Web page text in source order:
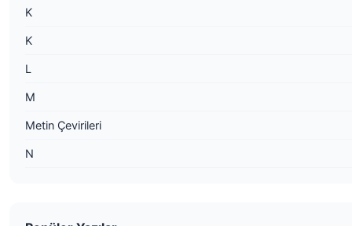
K
K
L
M
Metin Çevirileri
N